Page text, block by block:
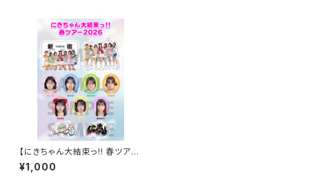
【にきちゃん大結束っ!! 春ツアー
2026】ご当地B6シールシート
（4/29 新宿）
¥1,000